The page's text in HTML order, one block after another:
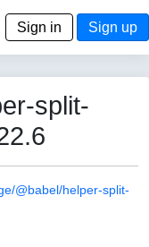
Sign in Sign up
split-
@babel/helper-split-